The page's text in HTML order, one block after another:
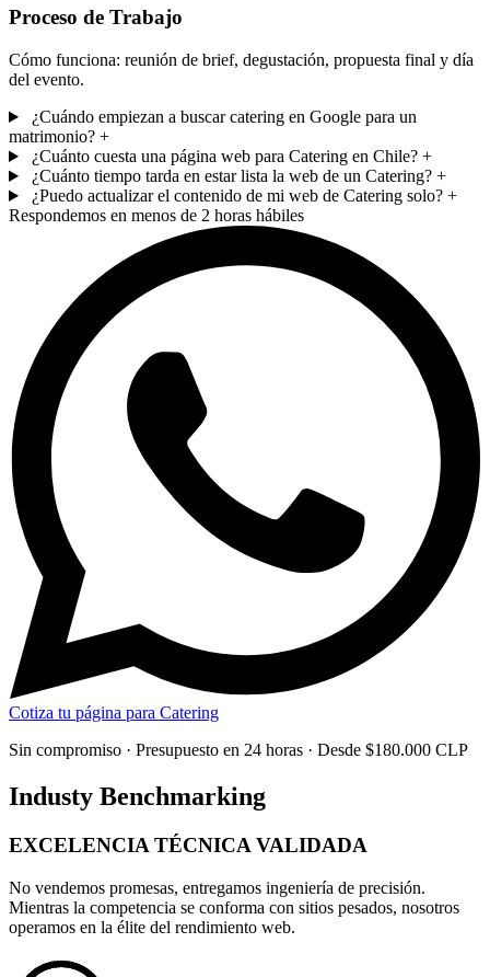
Proceso de Trabajo
Cómo funciona: reunión de brief, degustación, propuesta final y día
del evento.
¿Cuándo empiezan a buscar catering en Google para un
matrimonio? +
¿Cuánto cuesta una página web para Catering en Chile? +
¿Cuánto tiempo tarda en estar lista la web de un Catering? +
¿Puedo actualizar el contenido de mi web de Catering solo? +
Respondemos en menos de 2 horas hábiles
Cotiza tu página para Catering
Sin compromiso · Presupuesto en 24 horas · Desde $180.000 CLP
Industy Benchmarking
EXCELENCIA TÉCNICA VALIDADA
No vendemos promesas, entregamos ingeniería de precisión.
Mientras la competencia se conforma con sitios pesados, nosotros
operamos en la élite del rendimiento web.